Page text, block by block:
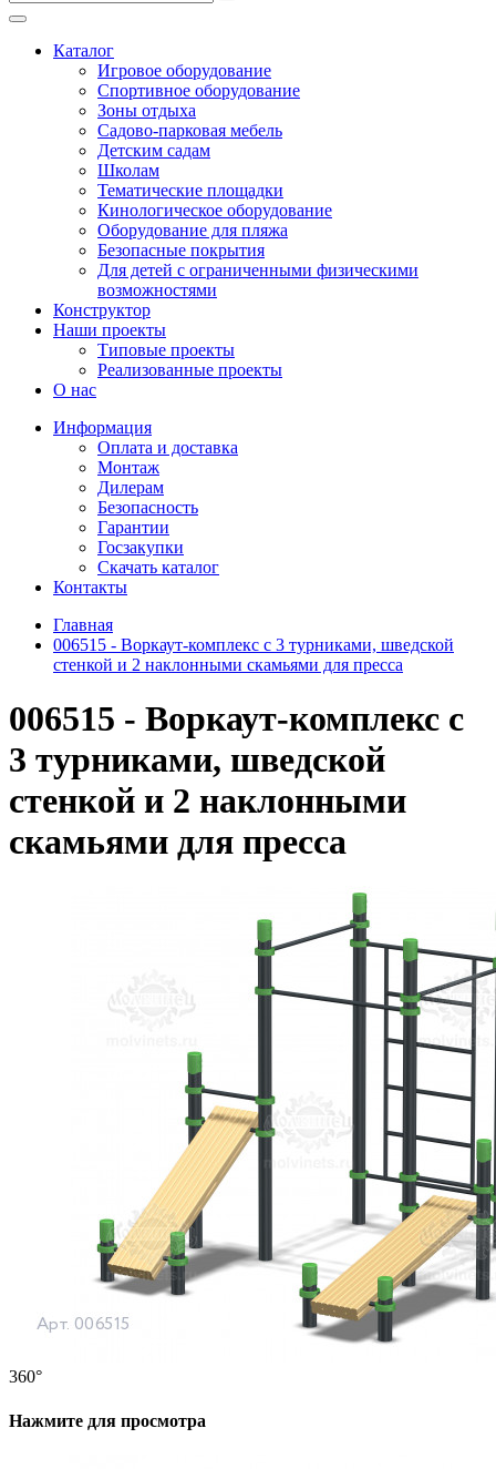
Игровые комплексы от 5 до 12 лет
Горки
Игровые элементы
Качели балансирные
Качалки на пружине
Качели
Песочницы
Песочные городки
Детские столики и скамьи
Домики-беседки
Теневые навесы и сцены
Развивающие игровые элементы
ПДД для детей
Спортивное оборудование
Кинологическое оборудование
Оборудование для пляжа
Для детей с ограниченными физическими
возможностями
Каталог
Игровое оборудование
Спортивное оборудование
Зоны отдыха
Садово-парковая мебель
Детским садам
Школам
Тематические площадки
Кинологическое оборудование
Оборудование для пляжа
Безопасные покрытия
Для детей с ограниченными физическими
возможностями
Конструктор
Наши проекты
Типовые проекты
Реализованные проекты
О нас
Информация
Оплата и доставка
Монтаж
Дилерам
Безопасность
Гарантии
Госзакупки
Скачать каталог
Контакты
Главная
006515 - Воркаут-комплекс с 3 турниками, шведской
стенкой и 2 наклонными скамьями для пресса
006515 - Воркаут-комплекс с
3 турниками, шведской
стенкой и 2 наклонными
скамьями для пресса
360°
Нажмите для просмотра